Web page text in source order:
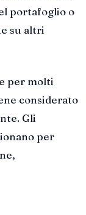
portafoglio o
su altri
per molti
considerato
Gli
per